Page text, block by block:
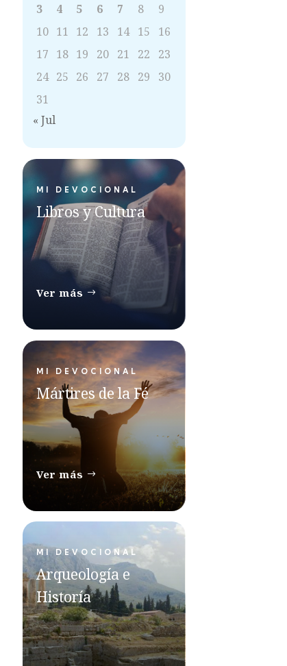
3
4 5 6 7 8
9
10 11 12 13 14 15
16
17 18 19 20 21 22
23
24 25 26 27 28 29
30
31
« Jul
MI DEVOCIONAL
Libros y Cultura
Ver más
MI DEVOCIONAL
Mártires de la Fé
Ver más
MI DEVOCIONAL
Arqueología e
Historía